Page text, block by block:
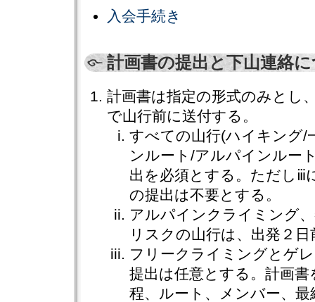
入会手続き
計画書の提出と下山連絡
計画書は指定の形式のみとし
で山行前に送付する。
すべての山行(ハイキング/
ンルート/アルパインルー
出を必須とする。ただしⅲ
の提出は不要とする。
アルパインクライミング
リスクの山行は、出発２
フリークライミングとゲ
提出は任意とする。計画
程、ルート、メンバー、